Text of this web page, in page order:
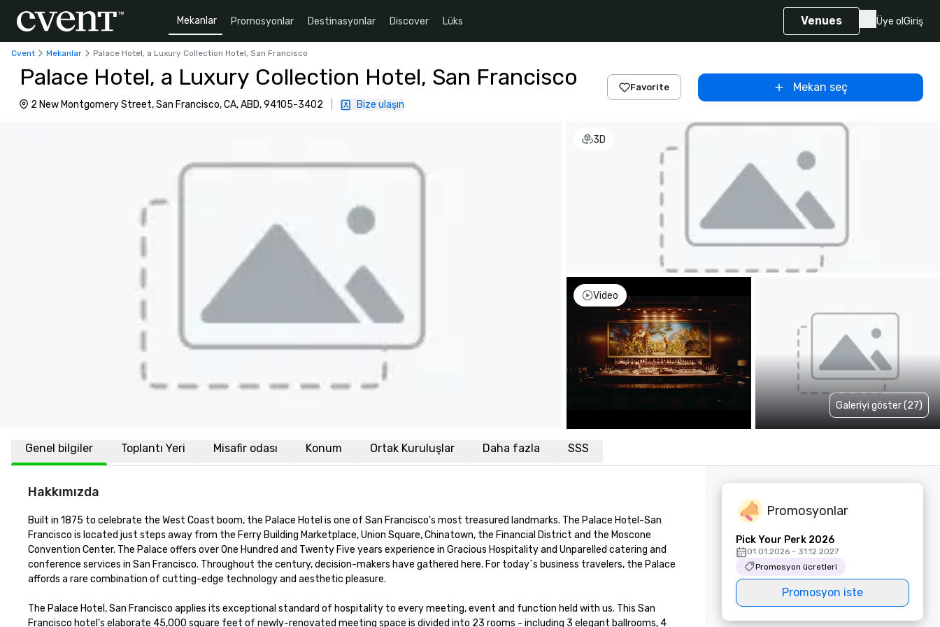
Mekanlar Promosyonlar Destinasyonlar Discover Lüks Venues Üye ol Giriş
Cvent Mekanlar Palace Hotel, a Luxury Collection Hotel, San Francisco
Palace Hotel, a Luxury Collection Hotel, San Francisco
2 New Montgomery Street, San Francisco, CA, ABD, 94105-3402 Bize ulaşın
Favorite Mekan seç
3D
Video
Galeriyi göster (27)
Genel bilgiler Toplantı Yeri Misafir odası Konum Ortak Kuruluşlar Daha fazla SSS
Hakkımızda
Built in 1875 to celebrate the West Coast boom, the Palace Hotel is one of San Francisco's most treasured landmarks. The Palace Hotel-San
Francisco is located just steps away from the Ferry Building Marketplace, Union Square, Chinatown, the Financial District and the Moscone
Convention Center. The Palace offers over One Hundred and Twenty Five years experience in Gracious Hospitality and Unparelled catering and
conference services in San Francisco. Throughout the century, decision-makers have gathered here. For today`s business travelers, the Palace
affords a rare combination of cutting-edge technology and aesthetic pleasure.
The Palace Hotel, San Francisco applies its exceptional standard of hospitality to every meeting, event and function held with us. This San
Francisco hotel's elaborate 45,000 square feet of newly-renovated meeting space is divided into 23 rooms - including 3 elegant ballrooms, 4
Promosyonlar
Pick Your Perk 2026
01.01.2026 - 31.12.2027
Promosyon ücretleri
Promosyon iste